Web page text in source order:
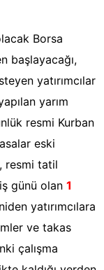
Borsa
başlayacağı,
yatırımcılar
yarım
resmi Kurban
eski
resmi tatil
günü olan 1
yatırımcılara
ve takas
çalışma